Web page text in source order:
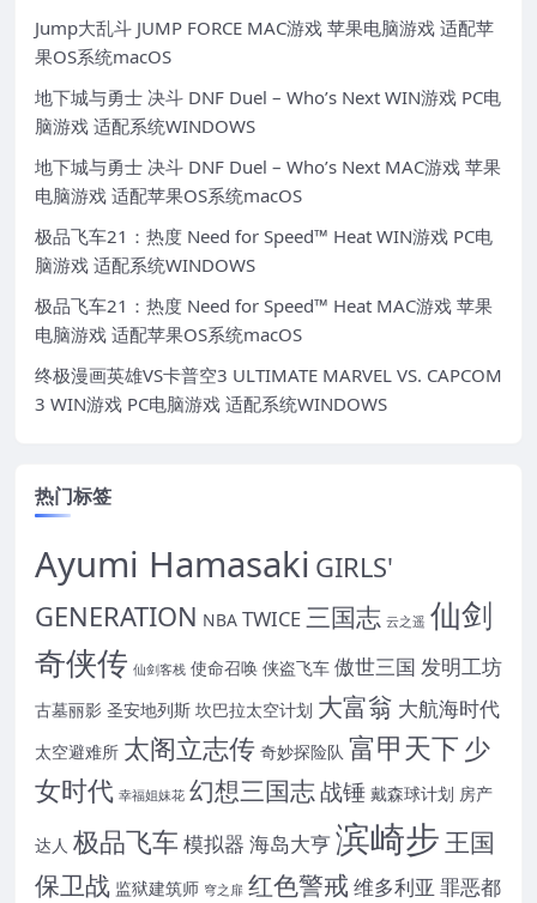
Jump大乱斗 JUMP FORCE MAC游戏 苹果电脑游戏 适配苹
果OS系统macOS
地下城与勇士 决斗 DNF Duel – Who’s Next WIN游戏 PC电
脑游戏 适配系统WINDOWS
地下城与勇士 决斗 DNF Duel – Who’s Next MAC游戏 苹果
电脑游戏 适配苹果OS系统macOS
极品飞车21：热度 Need for Speed™ Heat WIN游戏 PC电
脑游戏 适配系统WINDOWS
极品飞车21：热度 Need for Speed™ Heat MAC游戏 苹果
电脑游戏 适配苹果OS系统macOS
终极漫画英雄VS卡普空3 ULTIMATE MARVEL VS. CAPCOM
3 WIN游戏 PC电脑游戏 适配系统WINDOWS
热门标签
Ayumi Hamasaki GIRLS'
GENERATION NBA TWICE三国志 云之遥 仙剑
奇侠传 仙剑客栈 使命召唤 侠盗飞车 傲世三国 发明工坊
古墓丽影 圣安地列斯 坎巴拉太空计划 大富翁 大航海时代
太空避难所 太阁立志传 奇妙探险队 富甲天下 少
女时代 幸福姐妹花 幻想三国志战锤 戴森球计划 房产
达人 极品飞车 模拟器 海岛大亨滨崎步王国
保卫战 监狱建筑师 穹之扉 红色警戒 维多利亚 罪恶都